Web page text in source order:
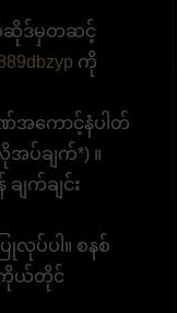
ဆိုဒ်မှတဆင့်
ကို
အကောင့်နံပါတ်
ပ်ချက်*) ။
ချက်ချင်း
ြုလုပ်ပါ။ စနစ်
ကိုယ်တိုင်